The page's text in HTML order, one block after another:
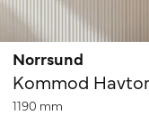
Norrsund
Kommod
1190 mm